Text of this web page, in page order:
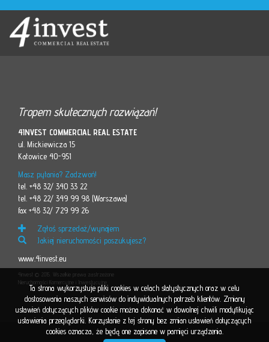
Tropem skutecznych rozwiązań!
4INVEST COMMERCIAL REAL ESTATE
ul. Mickiewicza 15
Katowice 40-951
Masz pytania? Zadzwoń!
tel. +48 32/ 340 33 22
tel. +48 22/ 349 99 98 (Warszawa)
fax +48 32/ 729 99 26
Zgłoś sprzedaż/wynajem
Jakiej nieruchomości poszukujesz?
www.4invest.eu
4invest © 2015. Wszelkie prawa zastrzeżone
Nieruchomości Komercyjne i Inwestycyjne
Ta strona wykorzystuje pliki cookies w celach statystycznych oraz w celu
dostosowania naszych serwisów do indywidualnych potrzeb klientów. Zmiany
ustawień dotyczących plików cookie można dokonać w dowolnej chwili modyfikując
ustawienia przeglądarki. Korzystanie z tej strony bez zmian ustawień dotyczących
cookies oznacza, że będą one zapisane w pamięci urządzenia.